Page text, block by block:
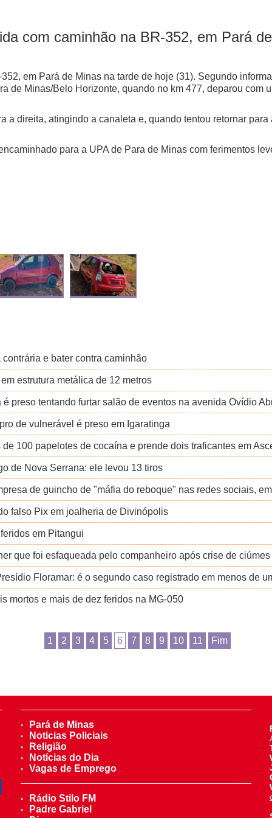
com caminhão na BR-352, em Pará
em Pará de Minas na tarde de hoje (31). Segundo
de Minas/Belo Horizonte, quando no km 477, deparou com
a direita, atingindo a canaleta e, quando tentou retornar
para a UPA de Para de Minas com ferimentos
e bater contra caminhão
estrutura metálica de 12 metros
preso tentando furtar salão de eventos na avenida Ovídio
de vulnerável é preso em Igaratinga
100 papelotes de cocaína e prende dois traficantes em
de Nova Serrana: ele levou 13 tiros
de guincho de "máfia do reboque" nas redes sociais,
falso Pix em joalheria de Divinópolis
em Pitangui
que foi esfaqueada pelo companheiro após crise de ciúmes
Floramar: é o segundo caso registrado em menos de
mortos e mais de dez feridos na MG-050
1 2 3 4 5 6 7 8 9 10 11 Fim
Pará de Minas
Noticias Policiais
Religião
Notícias do Dia
Vagas de Emprego
Rádio Stilo FM
Padre Gabriel